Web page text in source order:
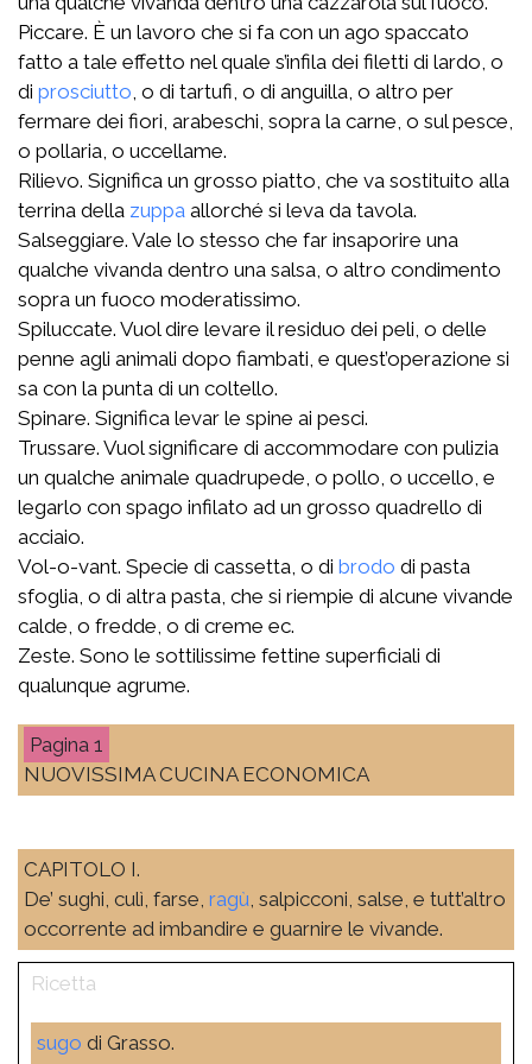
Piccare. È un lavoro che si fa con un ago spaccato
fatto a tale effetto nel quale s’infila dei filetti di lardo, o
di prosciutto , o di tartufi, o di anguilla, o altro per
fermare dei fiori, arabeschi, sopra la carne, o sul pesce,
o pollaria, o uccellame.
Rilievo. Significa un grosso piatto, che va sostituito alla
terrina della zuppa allorché si leva da tavola.
Salseggiare. Vale lo stesso che far insaporire una
qualche vivanda dentro una salsa, o altro condimento
sopra un fuoco moderatissimo.
Spiluccate. Vuol dire levare il residuo dei peli, o delle
penne agli animali dopo fiambati, e quest’operazione si
sa con la punta di un coltello.
Spinare. Significa levar le spine ai pesci.
Trussare. Vuol significare di accommodare con pulizia
un qualche animale quadrupede, o pollo, o uccello, e
legarlo con spago infilato ad un grosso quadrello di
acciaio.
Vol-o-vant. Specie di cassetta, o di brodo di pasta
sfoglia, o di altra pasta, che si riempie di alcune vivande
calde, o fredde, o di creme ec.
Zeste. Sono le sottilissime fettine superficiali di
qualunque agrume.
1
NUOVISSIMA CUCINA ECONOMICA
CAPITOLO I.
De’ sughi, culì, farse, ragù , salpicconi, salse, e tutt’altro
occorrente ad imbandire e guarnire le vivande.
sugo di Grasso.